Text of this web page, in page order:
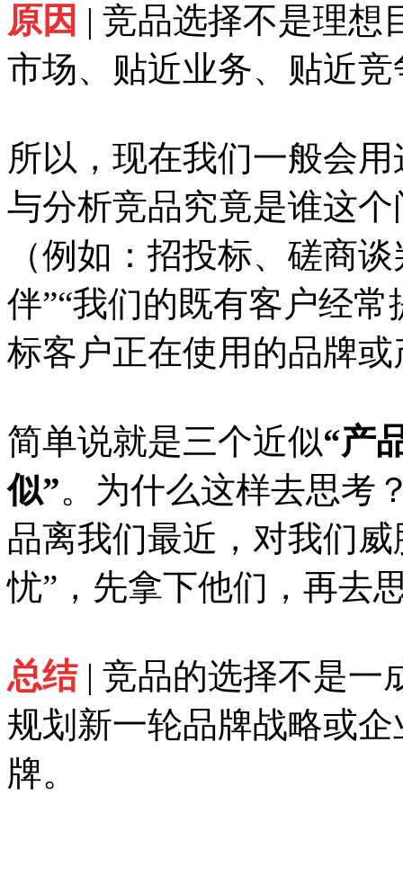
原因 | 竞品选择不是理想
市场、贴近业务、贴近竞
所以，现在我们一般会
与分析竞品究竟是谁这
（例如：招投标、磋商
伴”“我们的既有客户经
标客户正在使用的品牌或
简单说就是三个近似“产
似”。为什么这样去思考
品离我们最近，对我们
忧”，先拿下他们，再去
总结| 竞品的选择不是一
规划新一轮品牌战略或
牌。